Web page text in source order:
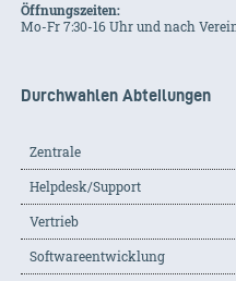
Öffnungszeiten:
Mo-Fr 7:30-16 Uhr und nach
Durchwahlen Abteilungen
Zentrale
Helpdesk/Support
Vertrieb
Softwareentwicklung